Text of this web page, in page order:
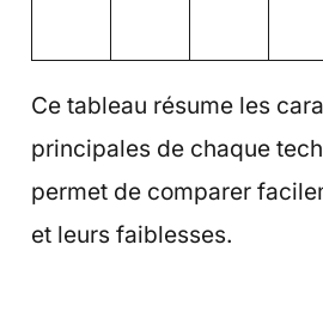
Ce tableau résume les
principales de chaque
permet de comparer
et leurs faiblesses.